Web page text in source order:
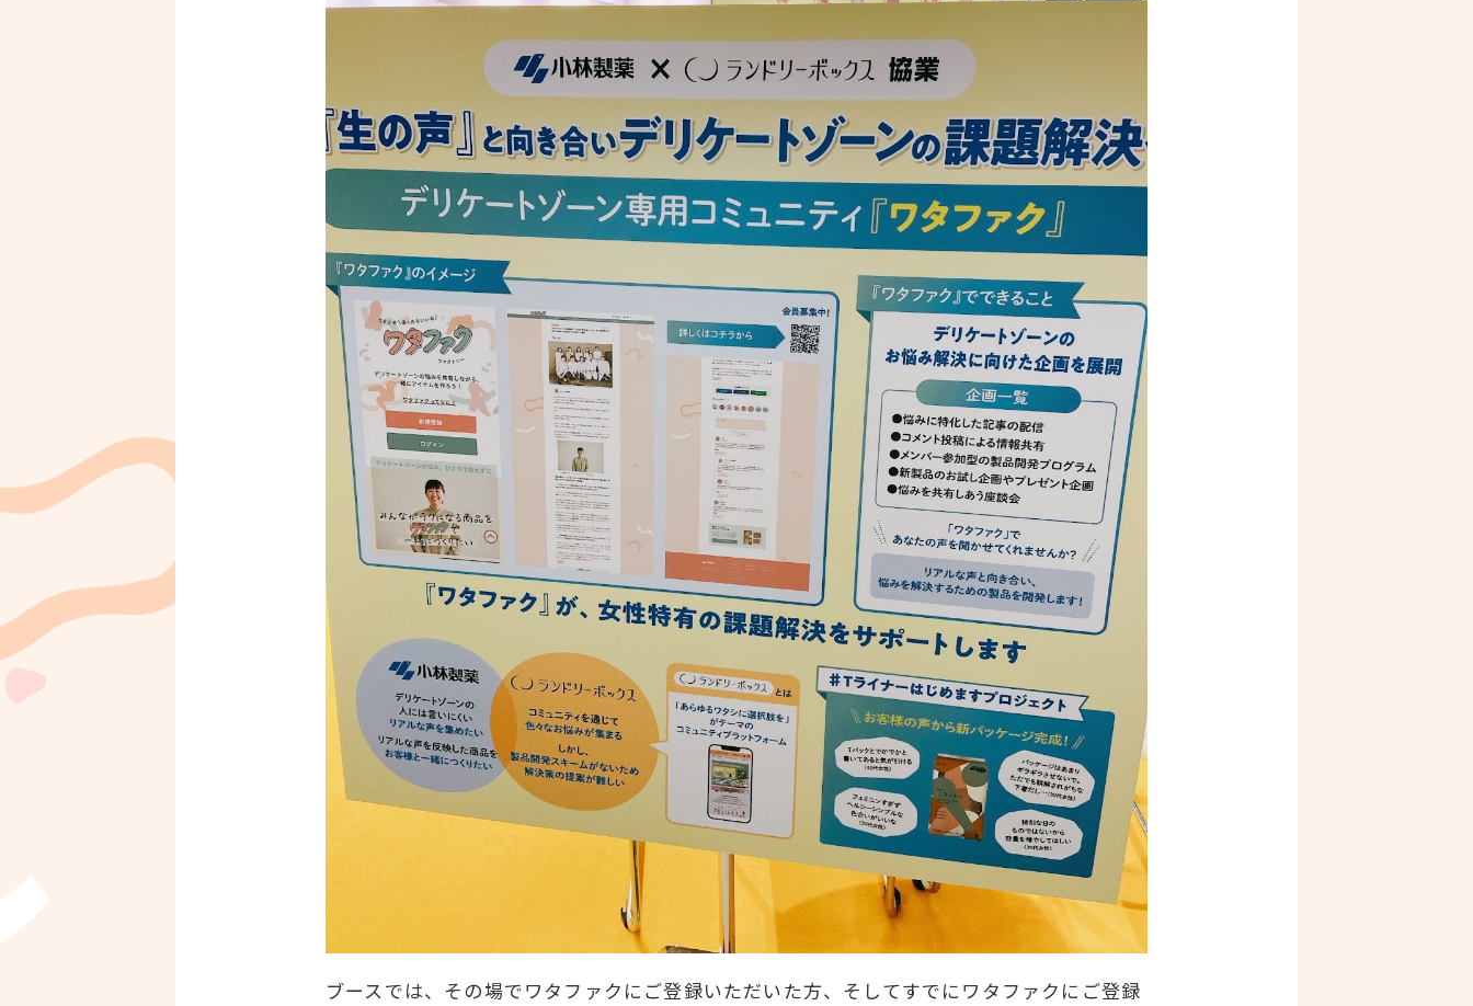
ブースでは、その場でワタファクにご登録いただいた方、そしてすでにワタファクにご登録